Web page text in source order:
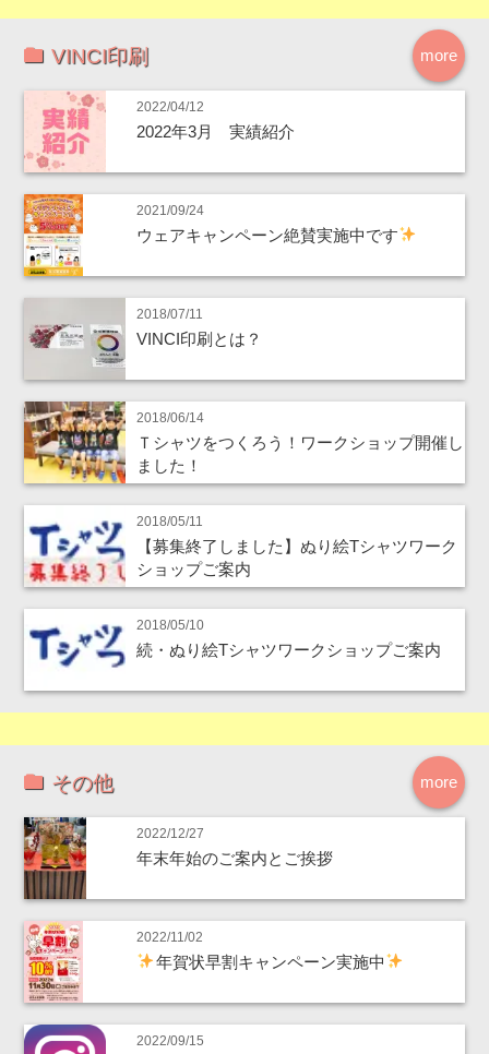
more
VINCI印刷
2022/04/12
2022年3月 実績紹介
2021/09/24
ウェアキャンペーン絶賛実施中です
2018/07/11
VINCI印刷とは？
2018/06/14
Ｔシャツをつくろう！ワークショップ開催し
ました！
2018/05/11
【募集終了しました】ぬり絵Tシャツワーク
ショップご案内
2018/05/10
続・ぬり絵Tシャツワークショップご案内
more
その他
2022/12/27
年末年始のご案内とご挨拶
2022/11/02
年賀状早割キャンペーン実施中
2022/09/15